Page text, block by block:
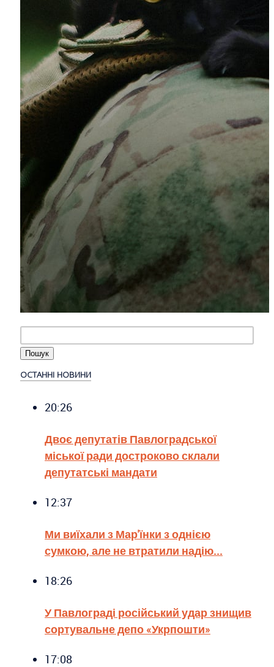
ОСТАННІ НОВИНИ
20:26
Двоє депутатів Павлоградської
міської ради достроково склали
депутатські мандати
12:37
Ми виїхали з Мар'їнки з однією
сумкою, але не втратили надію...
18:26
У Павлограді російський удар знищив
сортувальне депо «Укрпошти»
17:08